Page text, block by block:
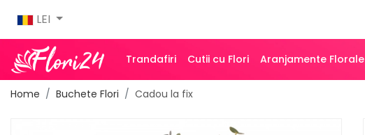
LEI
Trandafiri Cutii cu Flori Aranjamente Florale
Home Buchete Flori Cadou la fix